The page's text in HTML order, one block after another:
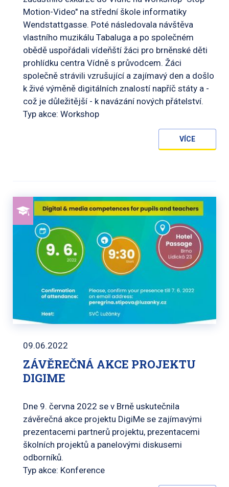
Motion-Video" na střední škole informatiky
Wendstattgasse. Poté následovala návštěva
vlastního muzikálu Tabaluga a po společném
obědě uspořádali vídeňští žáci pro brněnské děti
prohlídku centra Vídně s průvodcem. Žáci
společně strávili vzrušující a zajímavý den a došlo
k živé výměně digitálních znalostí napříč státy a -
což je důležitější - k navázání nových přátelství.
Typ akce: Workshop
VÍCE
09.06.2022
ZÁVĚREČNÁ AKCE PROJEKTU
DIGIME
Dne 9. června 2022 se v Brně uskutečnila
závěrečná akce projektu DigiMe se zajímavými
prezentacemi partnerů projektu, prezentacemi
školních projektů a panelovými diskusemi
odborníků.
Typ akce: Konference